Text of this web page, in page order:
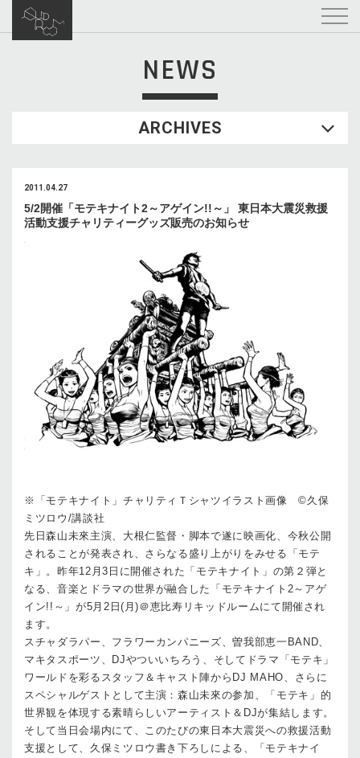
NEWS
ARCHIVES
2011.04.27
5/2開催「モテキナイト2～アゲイン!!～」 東日本大震災救援
活動支援チャリティーグッズ販売のお知らせ
※「モテキナイト」チャリティＴシャツイラスト画像 ©久保
ミツロウ/講談社
先日森山未來主演、大根仁監督・脚本で遂に映画化、今秋公開
されることが発表され、さらなる盛り上がりをみせる「モテ
キ」。昨年12月3日に開催された「モテキナイト」の第２弾と
なる、音楽とドラマの世界が融合した「モテキナイト2～アゲ
イン!!～」が5月2日(月)＠恵比寿リキッドルームにて開催され
ます。
スチャダラパー、フラワーカンパニーズ、曽我部恵一BAND、
マキタスポーツ、DJやついいちろう、そしてドラマ「モテキ」
ワールドを彩るスタッフ＆キャスト陣からDJ MAHO、さらに
スペシャルゲストとして主演：森山未來の参加、「モテキ」的
世界観を体現する素晴らしいアーティスト＆DJが集結します。
そして当日会場内にて、このたびの東日本大震災への救援活動
支援として、久保ミツロウ書き下ろしによる、「モテキナイ